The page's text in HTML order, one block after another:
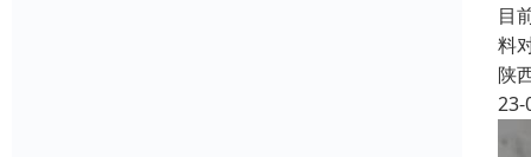
目
料
陕
23-